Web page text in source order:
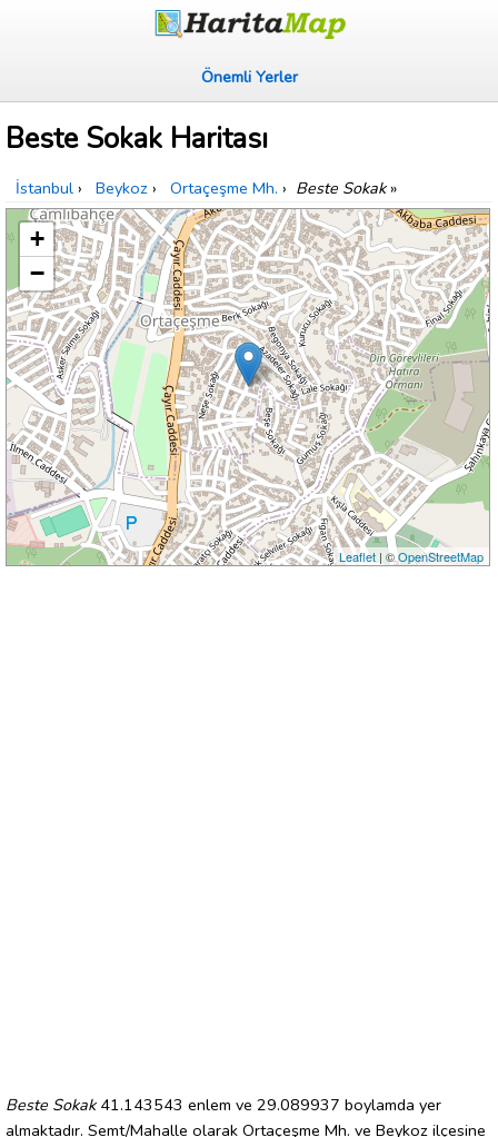
Önemli Yerler
Beste Sokak Haritası
İstanbul › Beykoz › Ortaçeşme Mh. › Beste Sokak»
+
−
Leaflet| ©OpenStreetMap
Beste Sokak41.143543 enlem ve 29.089937 boylamda yer
almaktadır. Semt/Mahalle olarak Ortaçeşme Mh. ve Beykoz ilçesine